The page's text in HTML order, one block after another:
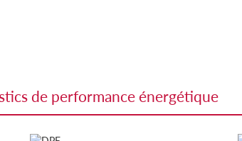
de performance énergétique